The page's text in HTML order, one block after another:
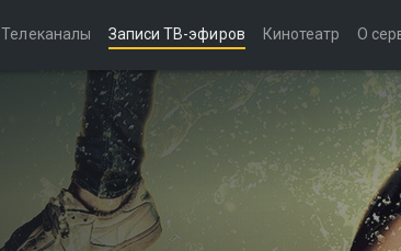
Телеканалы Записи ТВ-эфиров Кинотеатр О